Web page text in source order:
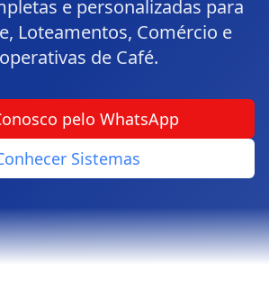
e personalizadas para
Loteamentos, Comércio e
de Café.
pelo WhatsApp
Sistemas